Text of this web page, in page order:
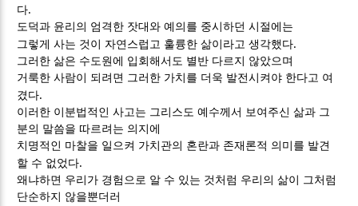
다.
도덕과 윤리의 엄격한 잣대와 예의를 중시하던 시절에는
그렇게 사는 것이 자연스럽고 훌륭한 삶이라고 생각했다.
그러한 삶은 수도원에 입회해서도 별반 다르지 않았으며
거룩한 사람이 되려면 그러한 가치를 더욱 발전시켜야 한다고 여
겼다.
이러한 이분법적인 사고는 그리스도 예수께서 보여주신 삶과 그
분의 말씀을 따르려는 의지에
치명적인 마찰을 일으켜 가치관의 혼란과 존재론적 의미를 발견
할 수 없었다.
왜냐하면 우리가 경험으로 알 수 있는 것처럼 우리의 삶이 그처럼
단순하지 않을뿐더러